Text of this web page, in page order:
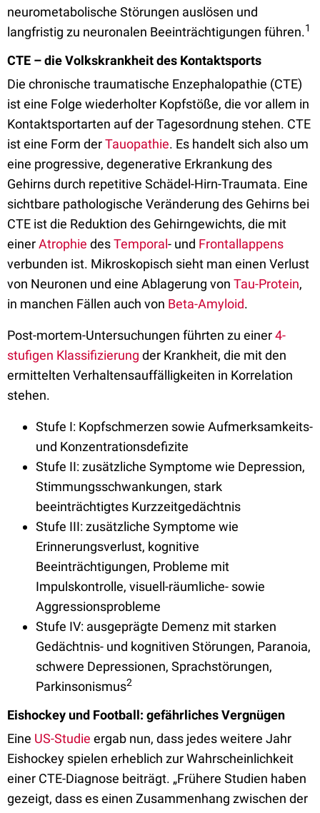
neurometabolische Störungen auslösen und
langfristig zu neuronalen Beeinträchtigungen führen.1
CTE – die Volkskrankheit des Kontaktsports
Die chronische traumatische Enzephalopathie (CTE)
ist eine Folge wiederholter Kopfstöße, die vor allem in
Kontaktsportarten auf der Tagesordnung stehen. CTE
ist eine Form derTauopathie. Es handelt sich also um
eine progressive, degenerative Erkrankung des
Gehirns durch repetitive Schädel-Hirn-Traumata. Eine
sichtbare pathologische Veränderung des Gehirns bei
CTE ist die Reduktion des Gehirngewichts, die mit
einerAtrophie desTemporal- und Frontallappens
verbunden ist. Mikroskopisch sieht man einen Verlust
von Neuronen und eine Ablagerung von Tau-Protein,
in manchen Fällen auch von Beta-Amyloid.
Post-mortem-Untersuchungen führten zu einer4-
stufigen Klassifizierung der Krankheit, die mit den
ermittelten Verhaltensauffälligkeiten in Korrelation
stehen.
Stufe I: Kopfschmerzen sowie Aufmerksamkeits-
und Konzentrationsdefizite
Stufe II: zusätzliche Symptome wie Depression,
Stimmungsschwankungen, stark
beeinträchtigtes Kurzzeitgedächtnis
Stufe III: zusätzliche Symptome wie
Erinnerungsverlust, kognitive
Beeinträchtigungen, Probleme mit
Impulskontrolle, visuell-räumliche- sowie
Aggressionsprobleme
Stufe IV: ausgeprägte Demenz mit starken
Gedächtnis- und kognitiven Störungen, Paranoia,
schwere Depressionen, Sprachstörungen,
Parkinsonismus2
Eishockey und Football: gefährliches Vergnügen
Eine US-Studie ergab nun, dass jedes weitere Jahr
Eishockey spielen erheblich zur Wahrscheinlichkeit
einer CTE-Diagnose beiträgt. „Frühere Studien haben
gezeigt, dass es einen Zusammenhang zwischen der